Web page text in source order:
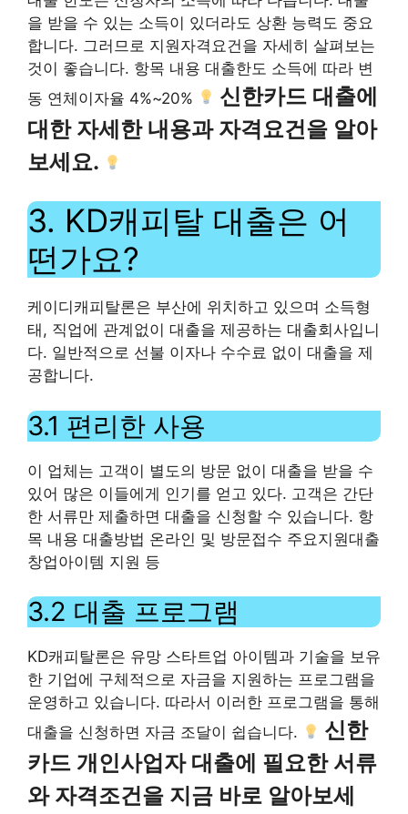
을 받을 수 있는 소득이 있더라도 상환 능력도 중요
합니다. 그러므로 지원자격요건을 자세히 살펴보는
것이 좋습니다. 항목 내용 대출한도 소득에 따라 변
동 연체이자율 4%~20%
신한카드 대출에
대한 자세한 내용과 자격요건을 알아
보세요.
3. KD캐피탈 대출은 어
떤가요?
케이디캐피탈론은 부산에 위치하고 있으며 소득형
태, 직업에 관계없이 대출을 제공하는 대출회사입니
다. 일반적으로 선불 이자나 수수료 없이 대출을 제
공합니다.
3.1 편리한 사용
이 업체는 고객이 별도의 방문 없이 대출을 받을 수
있어 많은 이들에게 인기를 얻고 있다. 고객은 간단
한 서류만 제출하면 대출을 신청할 수 있습니다. 항
목 내용 대출방법 온라인 및 방문접수 주요지원대출
창업아이템 지원 등
3.2 대출 프로그램
KD캐피탈론은 유망 스타트업 아이템과 기술을 보유
한 기업에 구체적으로 자금을 지원하는 프로그램을
운영하고 있습니다. 따라서 이러한 프로그램을 통해
대출을 신청하면 자금 조달이 쉽습니다.
신한
카드 개인사업자 대출에 필요한 서류
와 자격조건을 지금 바로 알아보세